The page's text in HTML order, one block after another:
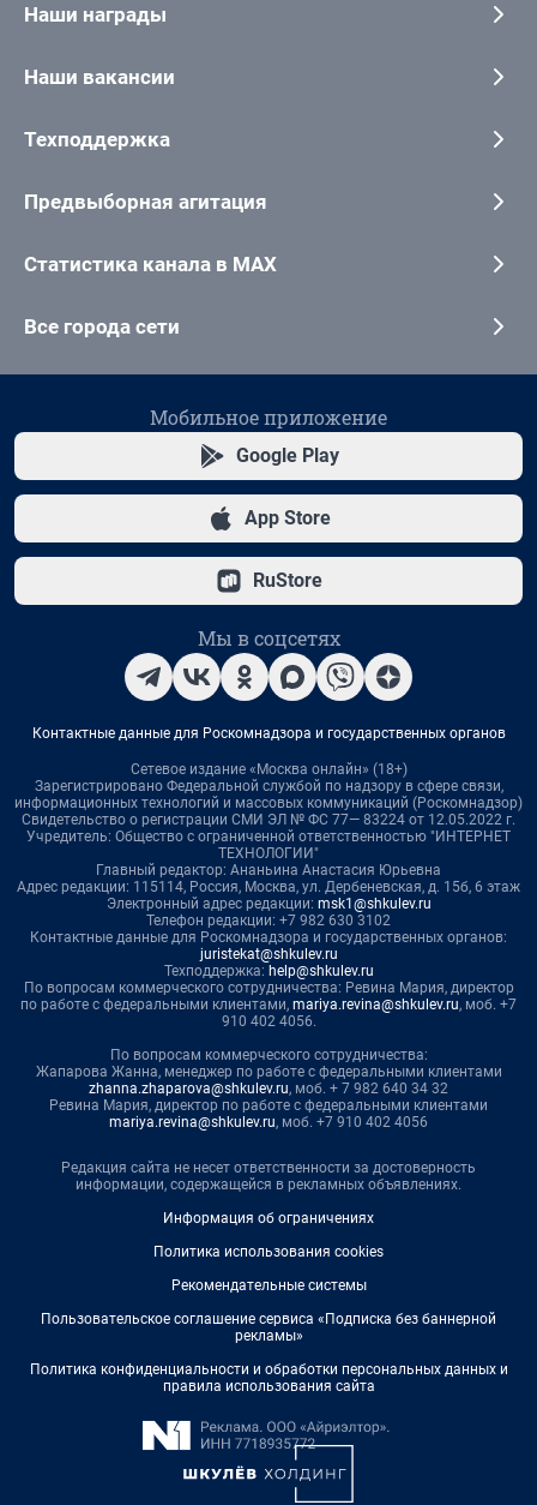
Наши награды
Наши вакансии
Техподдержка
Предвыборная агитация
Статистика канала в MAX
Все города сети
Мобильное приложение
Google Play
App Store
RuStore
Мы в соцсетях
Контактные данные для Роскомнадзора и государственных органов
Сетевое издание «Москва онлайн» (18+)
Зарегистрировано Федеральной службой по надзору в сфере связи,
информационных технологий и массовых коммуникаций (Роскомнадзор)
Свидетельство о регистрации СМИ ЭЛ № ФС 77— 83224 от 12.05.2022 г.
Учредитель: Общество с ограниченной ответственностью "ИНТЕРНЕТ
ТЕХНОЛОГИИ"
Главный редактор: Ананьина Анастасия Юрьевна
Адрес редакции: 115114, Россия, Москва, ул. Дербеневская, д. 15б, 6 этаж
Электронный адрес редакции: msk1@shkulev.ru
Телефон редакции: +7 982 630 3102
Контактные данные для Роскомнадзора и государственных органов:
juristekat@shkulev.ru
Техподдержка: help@shkulev.ru
По вопросам коммерческого сотрудничества: Ревина Мария, директор
по работе с федеральными клиентами, mariya.revina@shkulev.ru, моб. +7
910 402 4056.
По вопросам коммерческого сотрудничества:
Жапарова Жанна, менеджер по работе с федеральными клиентами
zhanna.zhaparova@shkulev.ru, моб. + 7 982 640 34 32
Ревина Мария, директор по работе с федеральными клиентами
mariya.revina@shkulev.ru, моб. +7 910 402 4056
Редакция сайта не несет ответственности за достоверность
информации, содержащейся в рекламных объявлениях.
Информация об ограничениях
Политика использования cookies
Рекомендательные системы
Пользовательское соглашение сервиса «Подписка без баннерной
рекламы»
Политика конфиденциальности и обработки персональных данных и
правила использования сайта